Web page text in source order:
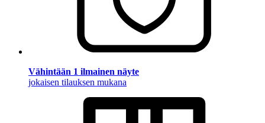
Vähintään 1 ilmainen näyte
jokaisen tilauksen mukana